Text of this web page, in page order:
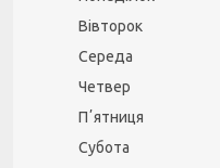
Вівторок
Середа
Четвер
Пʼятниця
Субота